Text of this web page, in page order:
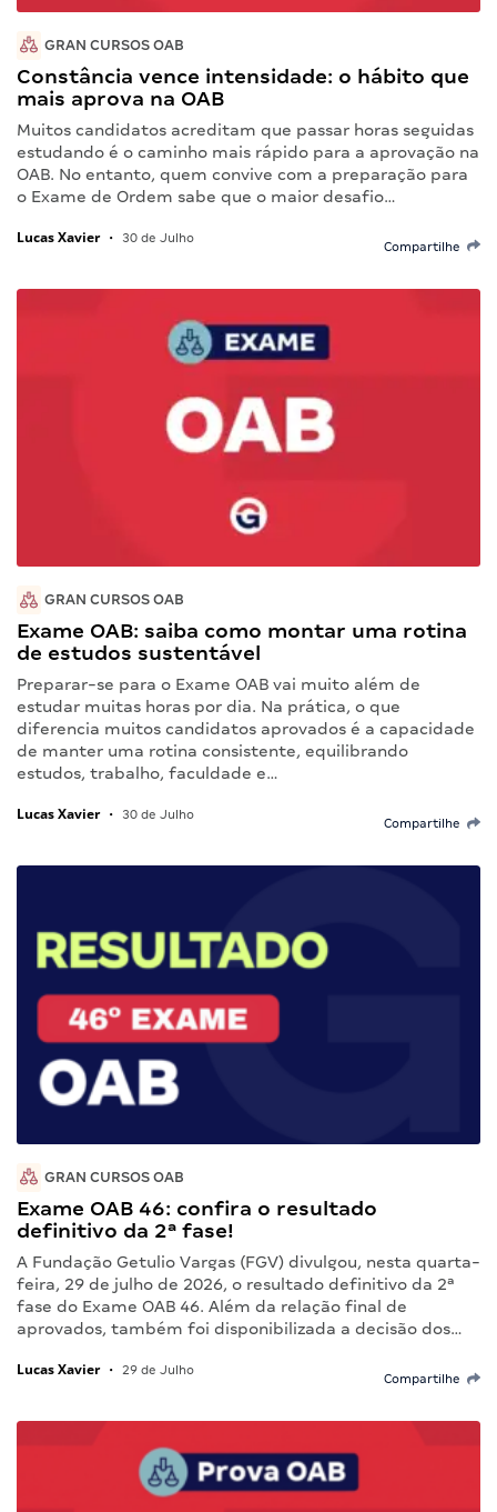
GRAN CURSOS OAB
Constância vence intensidade: o hábito que
mais aprova na OAB
Muitos candidatos acreditam que passar horas seguidas
estudando é o caminho mais rápido para a aprovação na
OAB. No entanto, quem convive com a preparação para
o Exame de Ordem sabe que o maior desafio…
Lucas Xavier • 30 de Julho
Compartilhe
GRAN CURSOS OAB
Exame OAB: saiba como montar uma rotina
de estudos sustentável
Preparar-se para o Exame OAB vai muito além de
estudar muitas horas por dia. Na prática, o que
diferencia muitos candidatos aprovados é a capacidade
de manter uma rotina consistente, equilibrando
estudos, trabalho, faculdade e…
Lucas Xavier • 30 de Julho
Compartilhe
GRAN CURSOS OAB
Exame OAB 46: confira o resultado
definitivo da 2ª fase!
A Fundação Getulio Vargas (FGV) divulgou, nesta quarta-
feira, 29 de julho de 2026, o resultado definitivo da 2ª
fase do Exame OAB 46. Além da relação final de
aprovados, também foi disponibilizada a decisão dos…
Lucas Xavier • 29 de Julho
Compartilhe